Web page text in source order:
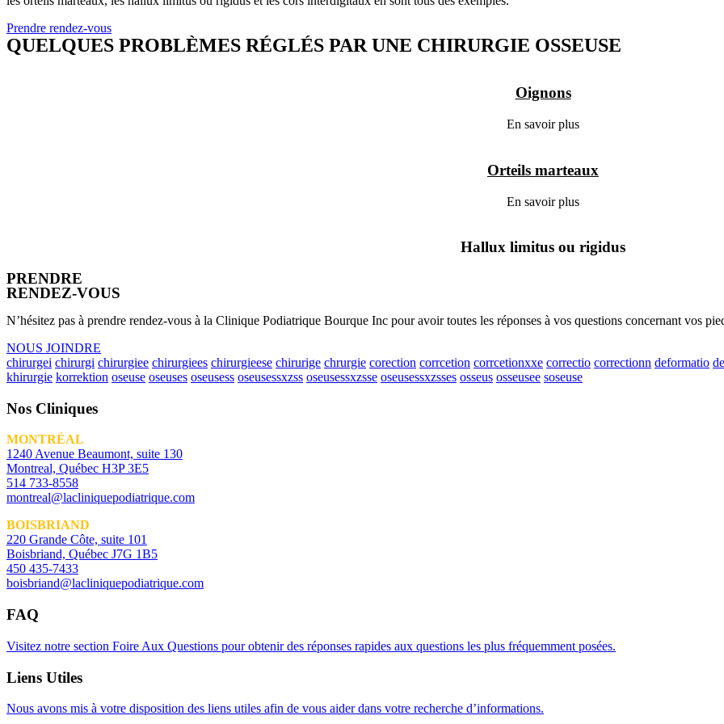
Prendre rendez-vous
QUELQUES PROBLÈMES RÉGLÉS PAR UNE CHIRURGIE OSSEUSE
Oignons
En savoir plus
Orteils marteaux
En savoir plus
Hallux limitus ou rigidus
PRENDRE
RENDEZ-VOUS
N’hésitez pas à prendre rendez-vous à la Clinique Podiatrique Bourque Inc pour avoir toutes les réponses à vos questions concernant vos
NOUS JOINDRE
chirurgei chirurgi chirurgiee chirurgiees chirurgieese chirurige chrurgie corection corrcetion corrcetionxxe correctio correctionn deformatio
khirurgie korrektion oseuse oseuses oseusess oseusessxzss oseusessxzsse oseusessxzsses osseus osseusee soseuse
Nos Cliniques
MONTRÉAL
1240 Avenue Beaumont, suite 130
Montreal, Québec H3P 3E5
514 733-8558
montreal@lacliniquepodiatrique.com
BOISBRIAND
220 Grande Côte, suite 101
Boisbriand, Québec J7G 1B5
450 435-7433
boisbriand@lacliniquepodiatrique.com
FAQ
Visitez notre section Foire Aux Questions pour obtenir des réponses rapides aux questions les plus fréquemment posées.
Liens Utiles
Nous avons mis à votre disposition des liens utiles afin de vous aider dans votre recherche d’informations.